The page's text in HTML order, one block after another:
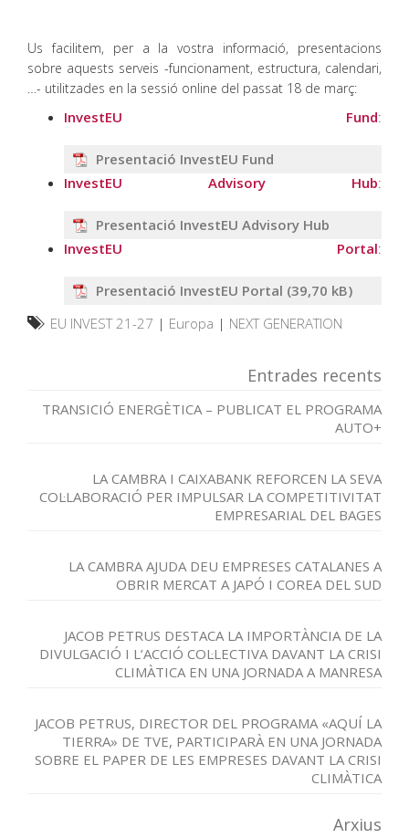
Us facilitem, per a la vostra informació, presentacions
sobre aquests serveis -funcionament, estructura, calendari,
…- utilitzades en la sessió online del passat 18 de març:
InvestEU Fund:
Presentació InvestEU Fund
InvestEU Advisory Hub:
Presentació InvestEU Advisory Hub
InvestEU Portal:
Presentació InvestEU Portal
EU INVEST 21-27 | Europa | NEXT GENERATION
Entrades recents
TRANSICIÓ ENERGÈTICA – PUBLICAT EL PROGRAMA
AUTO+
LA CAMBRA I CAIXABANK REFORCEN LA SEVA
COL·LABORACIÓ PER IMPULSAR LA COMPETITIVITAT
EMPRESARIAL DEL BAGES
LA CAMBRA AJUDA DEU EMPRESES CATALANES A
OBRIR MERCAT A JAPÓ I COREA DEL SUD
JACOB PETRUS DESTACA LA IMPORTÀNCIA DE LA
DIVULGACIÓ I L’ACCIÓ COL·LECTIVA DAVANT LA CRISI
CLIMÀTICA EN UNA JORNADA A MANRESA
JACOB PETRUS, DIRECTOR DEL PROGRAMA «AQUÍ LA
TIERRA» DE TVE, PARTICIPARÀ EN UNA JORNADA
SOBRE EL PAPER DE LES EMPRESES DAVANT LA CRISI
CLIMÀTICA
Arxius